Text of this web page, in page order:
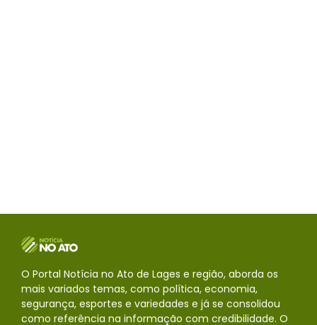
O Portal Notícia no Ato de Lages e região, aborda os
mais variados temas, como política, economia,
segurança, esportes e variedades e já se consolidou
como referência na informação com credibilidade. O